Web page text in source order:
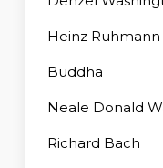
Heinz Ruhmann
Buddha
Neale Donald
Richard Bach